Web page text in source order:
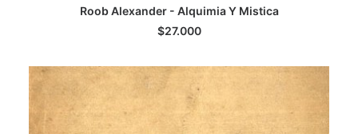
LEER MÁS
Roob Alexander - Alquimia Y Mistica
$27.000